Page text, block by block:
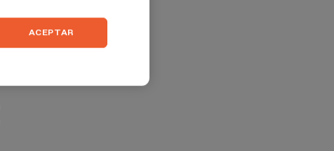
ACEPTAR